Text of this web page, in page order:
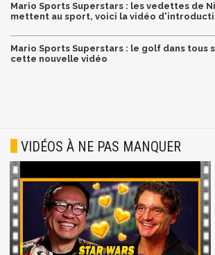
Mario Sports Superstars : les vedettes de
mettent au sport, voici la vidéo
Mario Sports Superstars : le golf dans tous
cette nouvelle vidéo
VIDÉOS À NE PAS MANQUER